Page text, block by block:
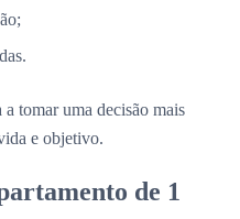
tomar uma decisão mais
e objetivo.
de 1